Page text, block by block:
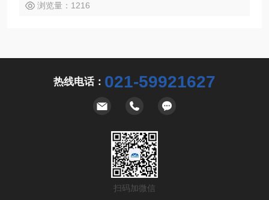
浏览量：1216
热线电话： 021-59921627
扫码加微信